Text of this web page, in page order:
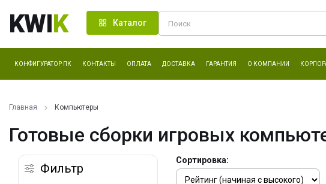
KWIK Каталог
КОНФИГУРАТОР ПК КОНТАКТЫ ОПЛАТА ДОСТАВКА ГАРАНТИЯ О КОМПАНИИ
Главная Компьютеры
Готовые сборки игровых
Фильтр
Сортировка: